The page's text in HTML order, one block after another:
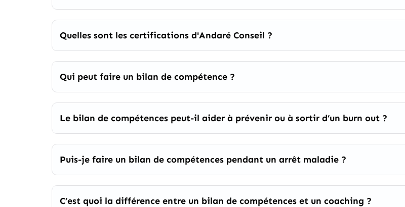
Quelles sont les certifications d'Andaré Conseil ?
Qui peut faire un bilan de compétence ?
Le bilan de compétences peut-il aider à prévenir ou à sortir d’un burn out ?
Puis-je faire un bilan de compétences pendant un arrêt maladie ?
C’est quoi la différence entre un bilan de compétences et un coaching ?